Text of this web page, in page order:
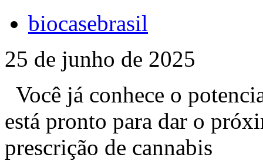
biocasebrasil
25 de junho de 2025
Você já conhece o
está pronto para dar o
prescrição de cannabis